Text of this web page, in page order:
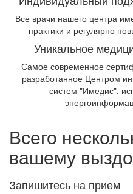
Все врачи нашего центра
практики и регулярно
Уникальное
Самое современное
разработанное Центром
систем "Имедис",
Всего
вашему
Запишитесь на прием